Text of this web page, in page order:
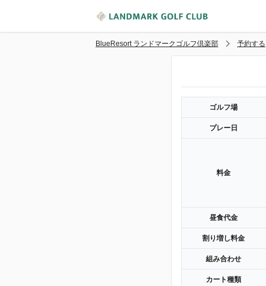
BlueResort ランドマークゴルフ倶楽部 予約する
ゴルフ場
プレー日
料金
昼食代金
割り増し料金
組み合わせ
カート種類